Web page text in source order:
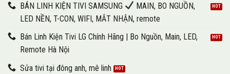
BÁN LINH KIỆN TIVI SAMSUNG
MAIN, BO NGUỒN,
LED NỀN, T-CON, WIFI, MẮT NHẬN, remote
Bán Linh Kiện Tivi LG Chính Hãng | Bo Nguồn, Main, LED,
Remote Hà Nội
Sửa tivi tại đông anh, mê linh